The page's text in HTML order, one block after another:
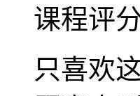
课程评
只喜欢